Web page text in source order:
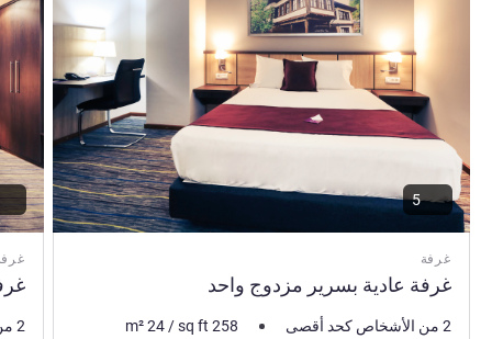
غرفة
غرفة عادية بسرير مزدوج واحد
5
2 من الأشخاص كحد أقصى m²24/sq ft 258 2 من الأشخاص كحد أقصى